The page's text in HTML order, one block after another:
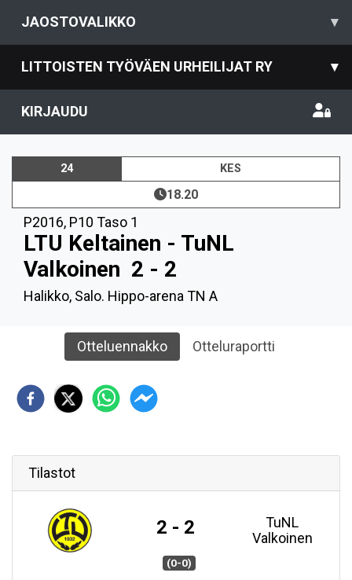
JAOSTOVALIKKO ▾
LITTOISTEN TYÖVÄEN URHEILIJAT RY ▾
KIRJAUDU
24 KES
18.20
P2016, P10 Taso 1
LTU Keltainen - TuNL
Valkoinen 2 - 2
Halikko, Salo. Hippo-arena TN A
Otteluennakko Otteluraportti
Tilastot
2 - 2
TuNL
Valkoinen
(0-0)